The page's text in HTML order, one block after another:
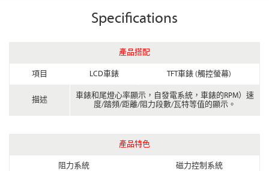
Specifications
產品搭配
項目 LCD車錶 TFT車錶 (觸控螢幕)
描述
車錶和尾燈心率顯示，自發電系統，車錶的RPM）速
度/踏頻/距離/阻力段數/瓦特等值的顯示。
產品特色
阻力系統 磁力控制系統